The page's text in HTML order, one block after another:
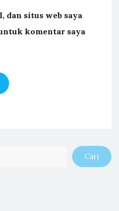
dan situs web saya
komentar saya
Cari